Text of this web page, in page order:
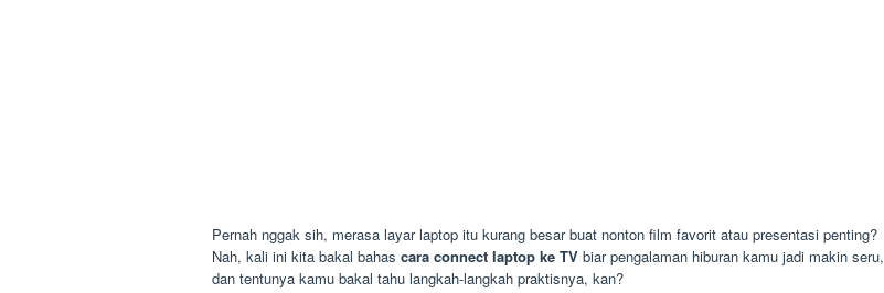
Pernah nggak sih, merasa layar laptop itu kurang besar buat nonton film favorit atau presentasi penting?
Nah, kali ini kita bakal bahas cara connect laptop ke TV biar pengalaman hiburan kamu jadi makin seru,
dan tentunya kamu bakal tahu langkah-langkah praktisnya, kan?